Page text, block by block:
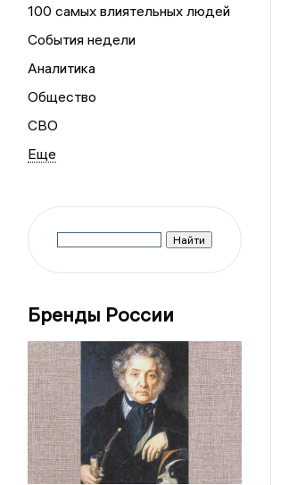
100 самых влиятельных людей
События недели
Аналитика
Общество
СВО
Бренды России